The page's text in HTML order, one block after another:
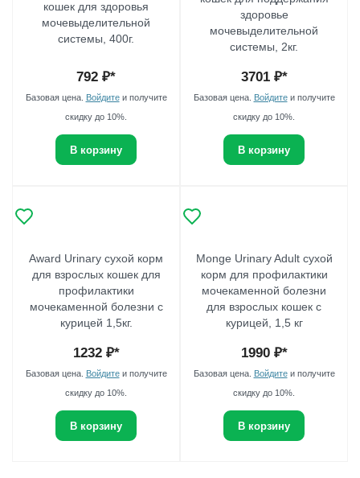
кошек для здоровья
мочевыделительной
системы, 400г.
792 ₽*
Базовая цена. Войдитеи получите
скидку до 10%.
В корзину
здоровье
мочевыделительной
системы, 2кг.
3701₽*
Базовая цена. Войдитеи получите
скидку до 10%.
В корзину
Award Urinary сухой корм
для взрослых кошек для
профилактики
мочекаменной болезни с
курицей 1,5кг.
1232₽*
Базовая цена. Войдитеи получите
скидку до 10%.
В корзину
Monge Urinary Adult сухой
корм для профилактики
мочекаменной болезни
для взрослых кошек с
курицей, 1,5 кг
1990₽*
Базовая цена. Войдитеи получите
скидку до 10%.
В корзину